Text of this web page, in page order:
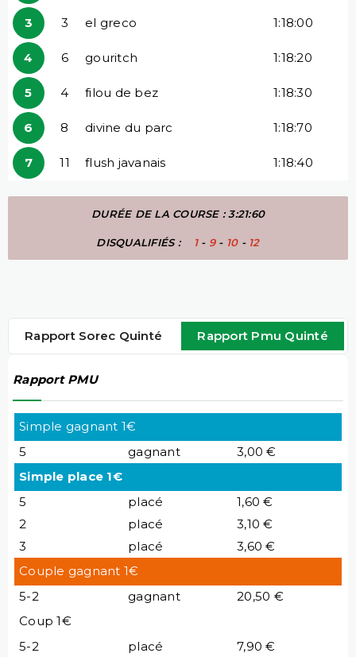
3 3 el greco 1:18:00
4 6 gouritch 1:18:20
5 4 filou de bez 1:18:30
6 8 divine du parc 1:18:70
7 11 flush javanais 1:18:40
DURÉE DE LA COURSE : 3:21:60
DISQUALIFIÉS : 1- 9- 10- 12
Rapport Sorec Quinté Rapport Pmu Quinté
Rapport PMU
Simple gagnant 1€
5
gagnant
3,00 €
Simple place 1€
5
placé
1,60 €
2
placé
3,10 €
3
placé
3,60 €
Couple gagnant 1€
5-2
gagnant
20,50 €
Coup 1€
5-2
placé 7,90 €